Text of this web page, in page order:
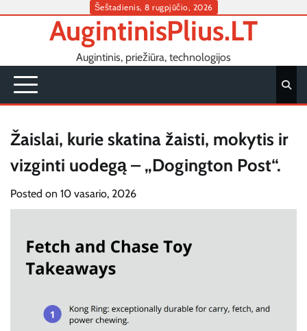
Šeštadienis, 8 rugpjūčio, 2026
AugintinisPlius.LT
Augintinis, priežiūra, technologijos
Žaislai, kurie skatina žaisti, mokytis ir
vizginti uodegą – „Dogington Post“.
Posted on 10 vasario, 2026